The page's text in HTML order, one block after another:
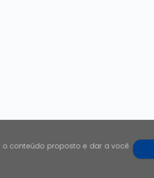
o conteúdo proposto e dar a você